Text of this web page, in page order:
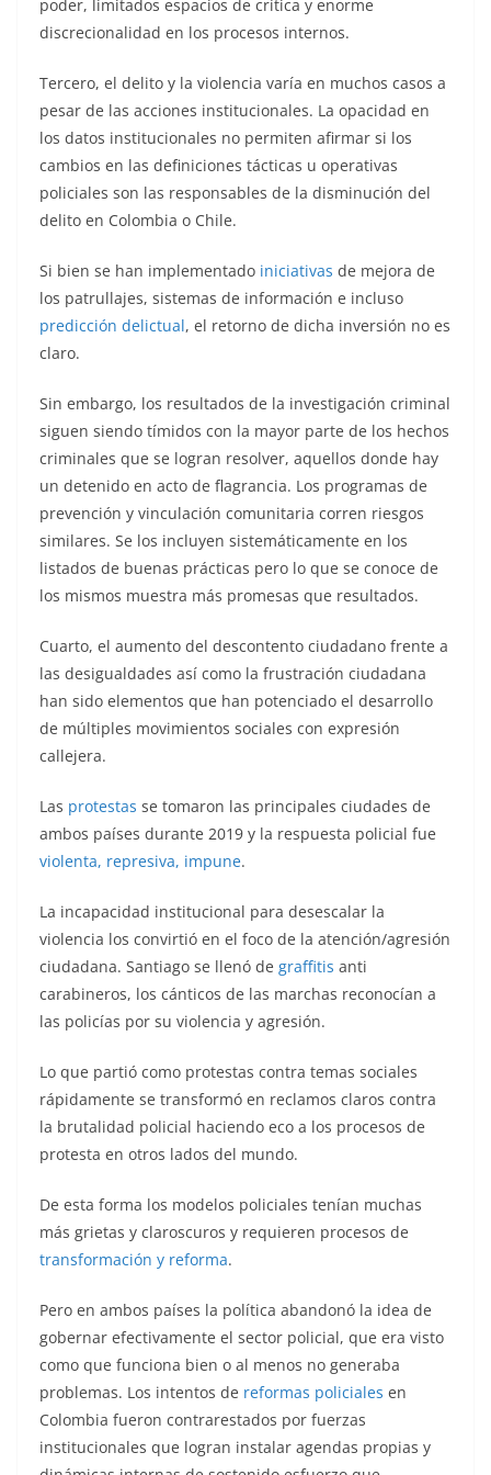
poder, limitados espacios de crítica y enorme
discrecionalidad en los procesos internos.
Tercero, el delito y la violencia varía en muchos casos a
pesar de las acciones institucionales. La opacidad en
los datos institucionales no permiten afirmar si los
cambios en las definiciones tácticas u operativas
policiales son las responsables de la disminución del
delito en Colombia o Chile.
Si bien se han implementado iniciativas de mejora de
los patrullajes, sistemas de información e incluso
predicción delictual, el retorno de dicha inversión no es
claro.
Sin embargo, los resultados de la investigación criminal
siguen siendo tímidos con la mayor parte de los hechos
criminales que se logran resolver, aquellos donde hay
un detenido en acto de flagrancia. Los programas de
prevención y vinculación comunitaria corren riesgos
similares. Se los incluyen sistemáticamente en los
listados de buenas prácticas pero lo que se conoce de
los mismos muestra más promesas que resultados.
Cuarto, el aumento del descontento ciudadano frente a
las desigualdades así como la frustración ciudadana
han sido elementos que han potenciado el desarrollo
de múltiples movimientos sociales con expresión
callejera.
Las protestas se tomaron las principales ciudades de
ambos países durante 2019 y la respuesta policial fue
violenta, represiva, impune.
La incapacidad institucional para desescalar la
violencia los convirtió en el foco de la atención/agresión
ciudadana. Santiago se llenó de graffitis anti
carabineros, los cánticos de las marchas reconocían a
las policías por su violencia y agresión.
Lo que partió como protestas contra temas sociales
rápidamente se transformó en reclamos claros contra
la brutalidad policial haciendo eco a los procesos de
protesta en otros lados del mundo.
De esta forma los modelos policiales tenían muchas
más grietas y claroscuros y requieren procesos de
transformación y reforma.
Pero en ambos países la política abandonó la idea de
gobernar efectivamente el sector policial, que era visto
como que funciona bien o al menos no generaba
problemas. Los intentos de reformas policiales en
Colombia fueron contrarestados por fuerzas
institucionales que logran instalar agendas propias y